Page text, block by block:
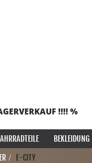
!!!! %
BEKLEIDUNG
E-CITY